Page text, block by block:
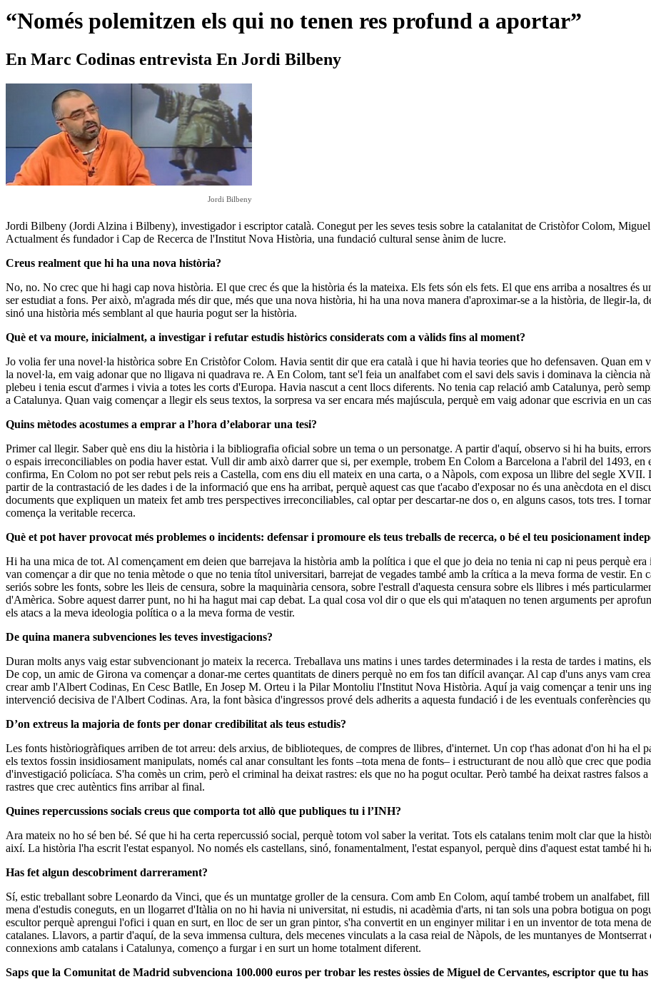
“Només polemitzen els qui no tenen res profund a aportar”
En Marc Codinas entrevista En Jordi Bilbeny
Jordi Bilbeny
Jordi Bilbeny (Jordi Alzina i Bilbeny), investigador i escriptor català. Conegut per les seves tesis sobre la catalanitat de Cristòfor Colom,
Actualment és fundador i Cap de Recerca de l'Institut Nova Història, una fundació cultural sense ànim de lucre.
Creus realment que hi ha una nova història?
No, no. No crec que hi hagi cap nova història. El que crec és que la història és la mateixa. Els fets són els fets. El que ens arriba a nosaltres és
ser estudiat a fons. Per això, m'agrada més dir que, més que una nova història, hi ha una nova manera d'aproximar-se a la història, de llegir-
sinó una història més semblant al que hauria pogut ser la història.
Què et va moure, inicialment, a investigar i refutar estudis històrics considerats com a vàlids fins al moment?
Jo volia fer una novel·la històrica sobre En Cristòfor Colom. Havia sentit dir que era català i que hi havia teories que ho defensaven. Quan
la novel·la, em vaig adonar que no lligava ni quadrava re. A En Colom, tant se'l feia un analfabet com el savi dels savis i dominava la ciència
plebeu i tenia escut d'armes i vivia a totes les corts d'Europa. Havia nascut a cent llocs diferents. No tenia cap relació amb Catalunya, però
a Catalunya. Quan vaig començar a llegir els seus textos, la sorpresa va ser encara més majúscula, perquè em vaig adonar que escrivia en un
Quins mètodes acostumes a emprar a l’hora d’elaborar una tesi?
Primer cal llegir. Saber què ens diu la història i la bibliografia oficial sobre un tema o un personatge. A partir d'aquí, observo si hi ha buits,
o espais irreconciliables on podia haver estat. Vull dir amb això darrer que si, per exemple, trobem En Colom a Barcelona a l'abril del 1493,
confirma, En Colom no pot ser rebut pels reis a Castella, com ens diu ell mateix en una carta, o a Nàpols, com exposa un llibre del segle
partir de la contrastació de les dades i de la informació que ens ha arribat, perquè aquest cas que t'acabo d'exposar no és una anècdota en el
documents que expliquen un mateix fet amb tres perspectives irreconciliables, cal optar per descartar-ne dos o, en alguns casos, tots tres. I
comença la veritable recerca.
Què et pot haver provocat més problemes o incidents: defensar i promoure els teus treballs de recerca, o bé el teu posicionament
Hi ha una mica de tot. Al començament em deien que barrejava la història amb la política i que el que jo deia no tenia ni cap ni peus perquè
van començar a dir que no tenia mètode o que no tenia títol universitari, barrejat de vegades també amb la crítica a la meva forma de vestir.
seriós sobre les fonts, sobre les lleis de censura, sobre la maquinària censora, sobre l'estrall d'aquesta censura sobre els llibres i més
d'Amèrica. Sobre aquest darrer punt, no hi ha hagut mai cap debat. La qual cosa vol dir o que els qui m'ataquen no tenen arguments per
els atacs a la meva ideologia política o a la meva forma de vestir.
De quina manera subvenciones les teves investigacions?
Duran molts anys vaig estar subvencionant jo mateix la recerca. Treballava uns matins i unes tardes determinades i la resta de tardes i matins,
De cop, un amic de Girona va començar a donar-me certes quantitats de diners perquè no em fos tan difícil avançar. Al cap d'uns anys vam
crear amb l'Albert Codinas, En Cesc Batlle, En Josep M. Orteu i la Pilar Montoliu l'Institut Nova Història. Aquí ja vaig començar a tenir uns
intervenció decisiva de l'Albert Codinas. Ara, la font bàsica d'ingressos prové dels adherits a aquesta fundació i de les eventuals conferències
D’on extreus la majoria de fonts per donar credibilitat als teus estudis?
Les fonts històriogràfiques arriben de tot arreu: dels arxius, de biblioteques, de compres de llibres, d'internet. Un cop t'has adonat d'on hi ha el
els textos fossin insidiosament manipulats, només cal anar consultant les fonts –tota mena de fonts– i estructurant de nou allò que crec que
d'investigació policíaca. S'ha comès un crim, però el criminal ha deixat rastres: els que no ha pogut ocultar. Però també ha deixat rastres
rastres que crec autèntics fins arribar al final.
Quines repercussions socials creus que comporta tot allò que publiques tu i l’INH?
Ara mateix no ho sé ben bé. Sé que hi ha certa repercussió social, perquè totom vol saber la veritat. Tots els catalans tenim molt clar que la
així. La història l'ha escrit l'estat espanyol. No només els castellans, sinó, fonamentalment, l'estat espanyol, perquè dins d'aquest estat també hi
Has fet algun descobriment darrerament?
Sí, estic treballant sobre Leonardo da Vinci, que és un muntatge groller de la censura. Com amb En Colom, aquí també trobem un analfabet,
mena d'estudis coneguts, en un llogarret d'Itàlia on no hi havia ni universitat, ni estudis, ni acadèmia d'arts, ni tan sols una pobra botigua on
escultor perquè aprengui l'ofici i quan en surt, en lloc de ser un gran pintor, s'ha convertit en un enginyer militar i en un inventor de tota mena
catalanes. Llavors, a partir d'aquí, de la seva immensa cultura, dels mecenes vinculats a la casa reial de Nàpols, de les muntanyes de
connexions amb catalans i Catalunya, començo a furgar i en surt un home totalment diferent.
Saps que la Comunitat de Madrid subvenciona 100.000 euros per trobar les restes òssies de Miguel de Cervantes, escriptor que tu has